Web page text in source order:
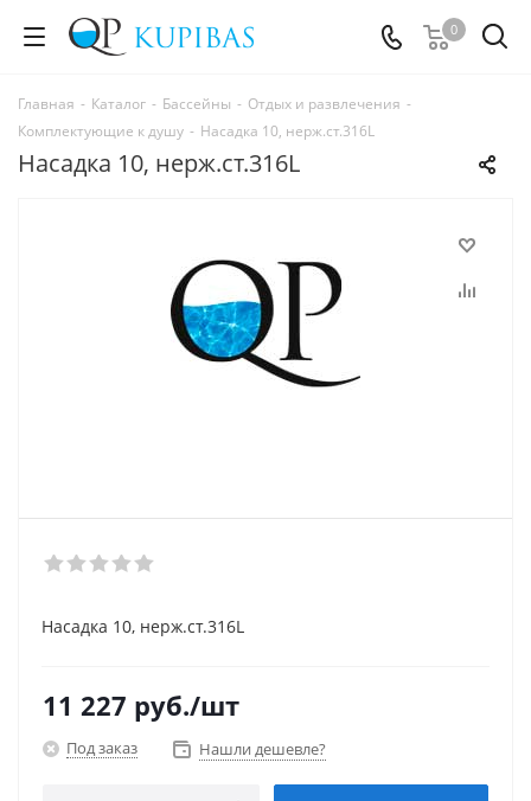
0
Главная - Каталог - Бассейны - Отдых и развлечения -
Комплектующие к душу - Насадка 10, нерж.ст.316L
Насадка 10, нерж.ст.316L
Насадка 10, нерж.ст.316L
11 227 руб./шт
Под заказ Нашли дешевле?